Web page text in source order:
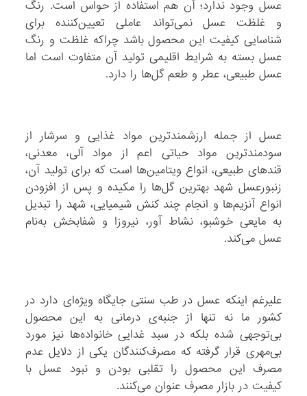
عسل وجود ندارد؛ آن هم استفاده از حواس است. رنگ
و غلظت عسل نمی‌تواند عاملی تعیین‌کننده برای
شناسایی کیفیت این محصول باشد چراکه غلظت و رنگ
عسل بسته به شرایط اقلیمی تولید آن متفاوت است اما
عسل طبیعی، عطر و طعم گل‌ها را دارد.
عسل از جمله ارزشمند‌ترین مواد غذایی و سرشار از
سودمند‌ترین مواد حیاتی اعم از مواد آلی، معدنی،
قند‌های طبیعی، انواع ویتامین‌ها است که برای تولید آن،
زنبورعسل شهد بهترین گل‌ها را مکیده و پس از افزودن
انواع آنزیم‌ها و انجام چند کنش شیمیایی، شهد را تبدیل
به مایعی خوشبو، نشاط‌ ‌آور، نیروزا و شفابخش به‌نام
عسل می‌کند.
علیرغم اینکه عسل در طب سنتی جایگاه ویژه‌ای دارد در
کشور ما نه تنها از جنبه‌ی درمانی به این محصول
بی‌توجهی شده بلکه در سبد غدایی خانواده‌ها نیز مورد
بی‌مهری قرار گرفته که مصرف‌کنندگان یکی از دلایل عدم
مصرف این محصول را تقلبی بودن و نبود عسل با
کیفیت در بازار مصرف عنوان می‌کنند.